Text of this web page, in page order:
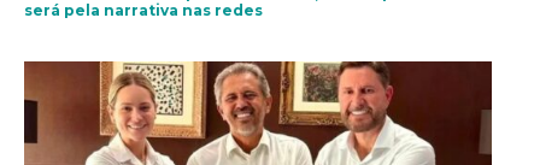
será pela narrativa nas redes